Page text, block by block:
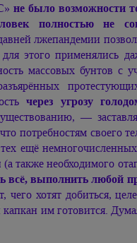
не было возможности
полностью не
лжепандемии
этого применялись
массовых бунтов с
через угрозу
—
потребностям своего
ещё
(а также необходимого
всё, выполнить любой
хотят добиться,
им готовится.